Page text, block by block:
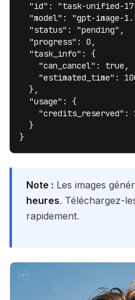
"id": "task-unified-
"model": "gpt-image-
  "status": "pending",
  "progress": 0,
  "task_info": {
    "can_cancel": true,
"estimated_time":
  },
  "usage": {
"credits_reserved":
  }
}
Note : Les images
heures. Téléchargez-
rapidement.